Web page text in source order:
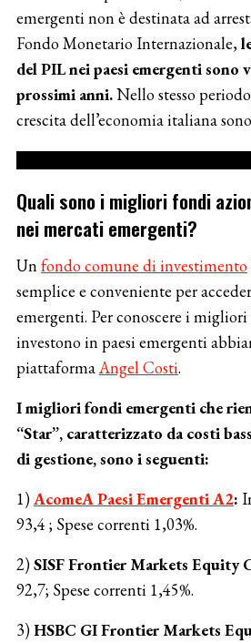
emergenti non è destinata ad
Fondo Monetario Internazionale,
del PIL nei paesi emergenti sono
prossimi anni.Nello stesso
crescita dell’economia italiana
Quali sono i migliori fondi
nei mercati emergenti?
Unfondo comune di investimento
semplice e conveniente per
emergenti. Per conoscere i
investono in paesi emergenti
piattaformaAngel Costi.
I migliori fondi emergenti che
“Star”, caratterizzato da costi
di gestione, sono i seguenti:
1)AcomeA Paesi Emergenti A2:
93,4 ; Spese correnti 1,03%.
2)SISF Frontier Markets Equity
92,7; Spese correnti 1,45%.
3)HSBC GI Frontier Markets